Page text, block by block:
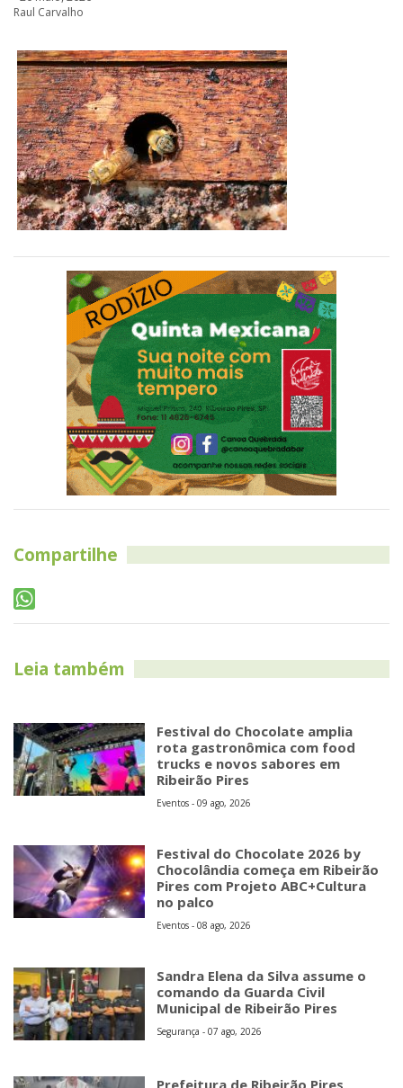
Raul Carvalho
Compartilhe
Leia também
Festival do Chocolate amplia
rota gastronômica com food
trucks e novos sabores em
Ribeirão Pires
Eventos - 09 ago, 2026
Festival do Chocolate 2026 by
Chocolândia começa em Ribeirão
Pires com Projeto ABC+Cultura
no palco
Eventos - 08 ago, 2026
Sandra Elena da Silva assume o
comando da Guarda Civil
Municipal de Ribeirão Pires
Segurança - 07 ago, 2026